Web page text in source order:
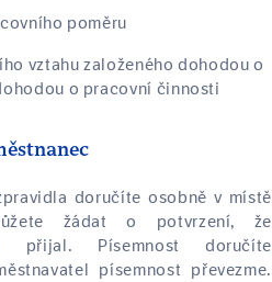
poměru
vztahu založeného dohodou o
o pracovní činnosti
doručíte osobně v místě
žádat o potvrzení, že
přijal. Písemnost doručíte
písemnost převezme.